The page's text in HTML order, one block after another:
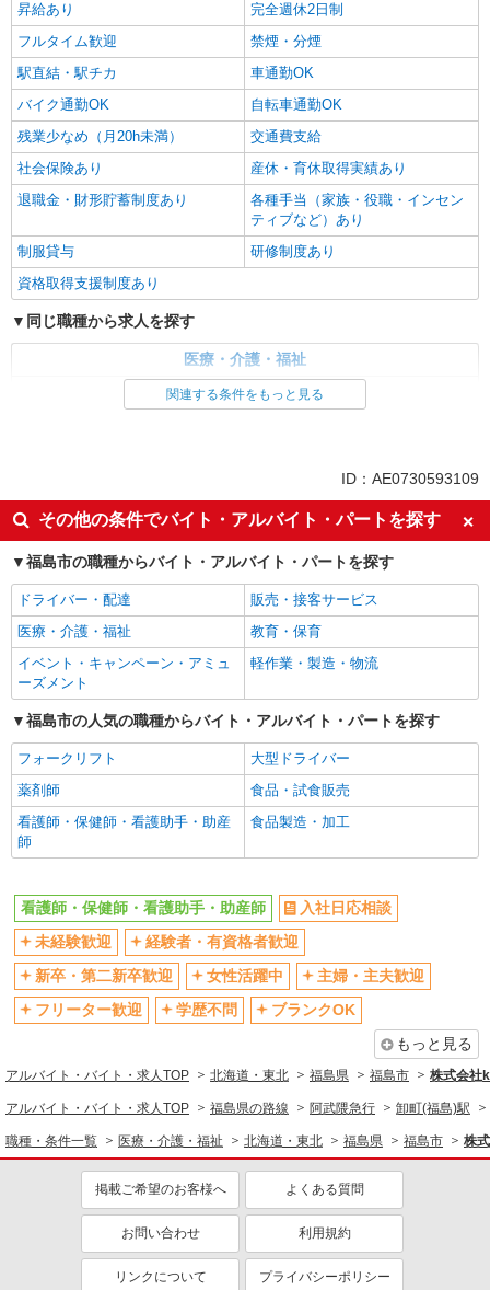
昇給あり
完全週休2日制
フルタイム歓迎
禁煙・分煙
駅直結・駅チカ
車通勤OK
バイク通勤OK
自転車通勤OK
残業少なめ（月20h未満）
交通費支給
社会保険あり
産休・育休取得実績あり
退職金・財形貯蓄制度あり
各種手当（家族・役職・インセン
ティブなど）あり
制服貸与
研修制度あり
資格取得支援制度あり
同じ職種から求人を探す
医療・介護・福祉
看護師・保健師・看護助手・助産師
ボーナス・賞与あり
車通勤OK
交通費支給
社会保険あり
産休・育休取得実績あり
関連する条件をもっと見る
ID：AE0730593109
その他の条件でバイト・アルバイト・パートを探す
福島市の職種からバイト・アルバイト・パートを探す
ドライバー・配達
販売・接客サービス
医療・介護・福祉
教育・保育
イベント・キャンペーン・アミュ
ーズメント
軽作業・製造・物流
福島市の人気の職種からバイト・アルバイト・パートを探す
フォークリフト
大型ドライバー
薬剤師
食品・試食販売
看護師・保健師・看護助手・助産
師
食品製造・加工
看護師・保健師・看護助手・助産師
入社日応相談
未経験歓迎
経験者・有資格者歓迎
新卒・第二新卒歓迎
女性活躍中
主婦・主夫歓迎
フリーター歓迎
学歴不問
ブランクOK
もっと見る
アルバイト・バイト・求人TOP 北海道・東北 福島県 福島市 株式会社
アルバイト・バイト・求人TOP 福島県の路線 阿武隈急行 卸町(福島)駅
職種・条件一覧 医療・介護・福祉 北海道・東北 福島県 福島市 株
掲載ご希望のお客様へ よくある質問
お問い合わせ 利用規約
リンクについて プライバシーポリシー